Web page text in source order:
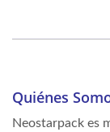
Quiénes
Neostarpack es